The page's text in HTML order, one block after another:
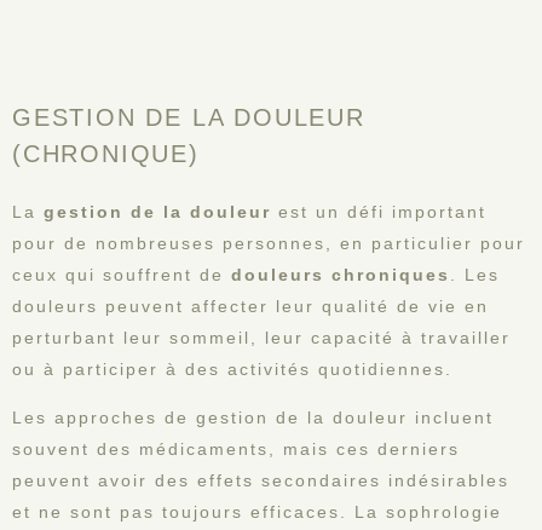
GESTION DE LA DOULEUR
(CHRONIQUE)
La gestion de la douleur est un défi important
pour de nombreuses personnes, en particulier pour
ceux qui souffrent de douleurs chroniques
. Les
douleurs peuvent affecter leur qualité de vie en
perturbant leur sommeil, leur capacité à travailler
ou à participer à des activités quotidiennes.
Les approches de gestion de la douleur incluent
souvent des médicaments, mais ces derniers
peuvent avoir des effets secondaires indésirables
et ne sont pas toujours efficaces. La sophrologie